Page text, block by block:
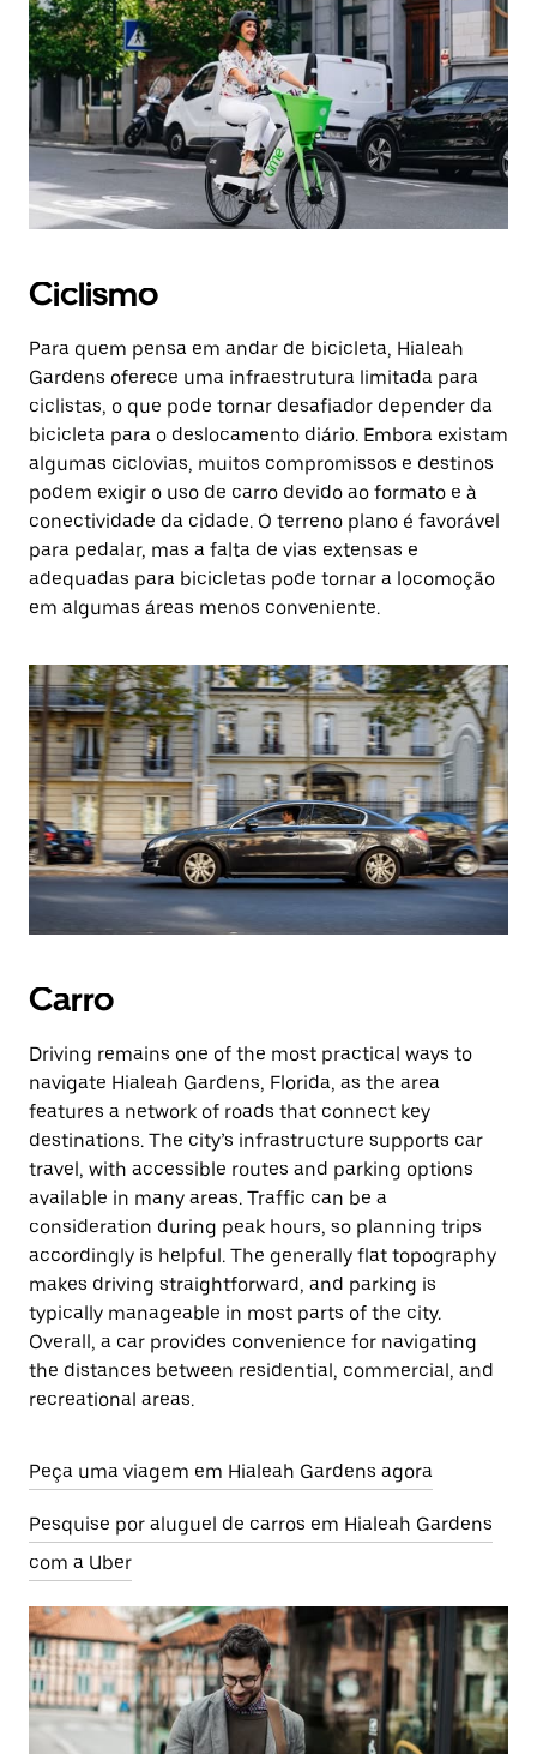
Ciclismo
Para quem pensa em andar de bicicleta, Hialeah
Gardens oferece uma infraestrutura limitada para
ciclistas, o que pode tornar desafiador depender da
bicicleta para o deslocamento diário. Embora existam
algumas ciclovias, muitos compromissos e destinos
podem exigir o uso de carro devido ao formato e à
conectividade da cidade. O terreno plano é favorável
para pedalar, mas a falta de vias extensas e
adequadas para bicicletas pode tornar a locomoção
em algumas áreas menos conveniente.
Carro
Driving remains one of the most practical ways to
navigate Hialeah Gardens, Florida, as the area
features a network of roads that connect key
destinations. The city’s infrastructure supports car
travel, with accessible routes and parking options
available in many areas. Traffic can be a
consideration during peak hours, so planning trips
accordingly is helpful. The generally flat topography
makes driving straightforward, and parking is
typically manageable in most parts of the city.
Overall, a car provides convenience for navigating
the distances between residential, commercial, and
recreational areas.
Peça uma viagem em Hialeah Gardens agora
Pesquise por aluguel de carros em Hialeah Gardens
com a Uber